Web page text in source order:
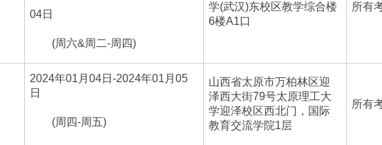
04日
(周六&周二-周四)
学(武汉)东校区教学综合楼
6楼A1口
所有
2024年01月04日-2024年01月05
日
(周四-周五)
山西省太原市万柏林区迎
泽西大街79号太原理工大
学迎泽校区西北门，国际
教育交流学院1层
所有